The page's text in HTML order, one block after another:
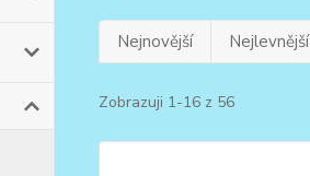
Nejnovější Nejlevnější
Zobrazuji 1-16 z 56